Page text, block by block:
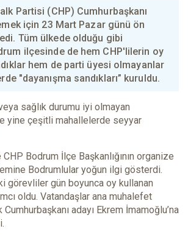
Partisi (CHP) Cumhurbaşkanı
için 23 Mart Pazar günü ön
Tüm ülkede olduğu gibi
ilçesinde de hem CHP'lilerin oy
hem de parti üyesi olmayanlar
"dayanışma sandıkları” kuruldu.
sağlık durumu iyi olmayan
yine çeşitli mahallelerde seyyar
Bodrum İlçe Başkanlığının organize
Bodrumlular yoğun ilgi gösterdi.
görevliler gün boyunca oy kullanan
oldu. Vatandaşlar ana muhalefet
adayı Ekrem İmamoğlu’na